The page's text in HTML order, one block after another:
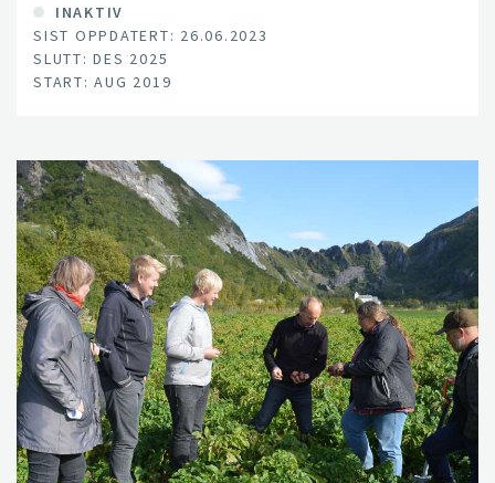
bærekraftig råvare.
INAKTIV
SIST OPPDATERT: 26.06.2023
SLUTT: DES 2025
START: AUG 2019